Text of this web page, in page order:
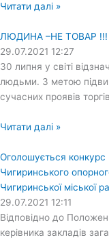
Читати далі »
ЛЮДИНА –НЕ ТОВАР !!!
29.07.2021 12:27
30 липня у світі
людьми. З метою
сучасних проявів
Читати далі »
Оголошується конкурс
Чигиринського
Чигиринської міської
29.07.2021 12:11
Відповідно до
керівника закладів